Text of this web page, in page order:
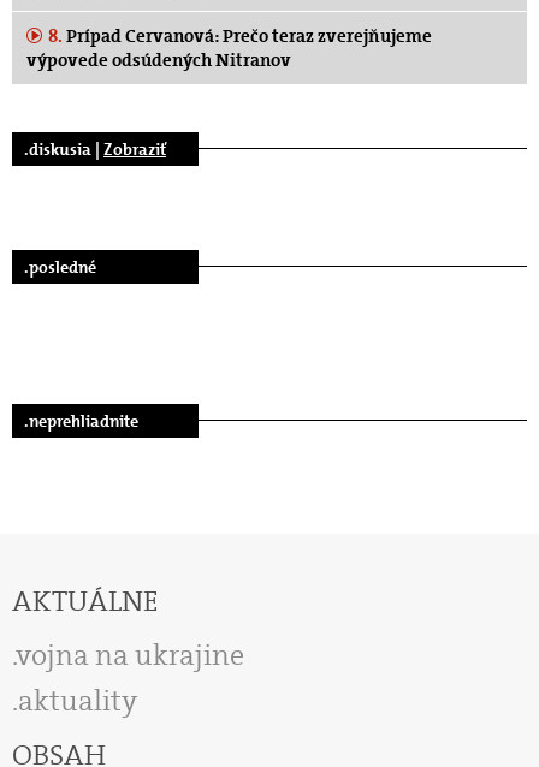
8. Prípad Cervanová: Prečo teraz zverejňujeme
výpovede odsúdených Nitranov
.diskusia | Zobraziť
.posledné
.neprehliadnite
AKTUÁLNE
vojna na ukrajine
aktuality
OBSAH